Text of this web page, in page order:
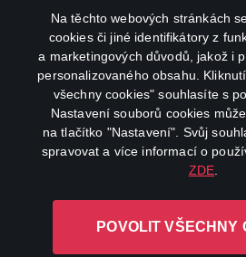
Na těchto webových stránkách
cookies či jiné identifikátory z
a marketingových důvodů, jakož i
personalizovaného obsahu.
všechny cookies" souhlasíte s
Nastavení souborů cookies
na tlačítko "Nastavení". Svůj
spravovat a více informací o
ZDE
POVOLIT VŠECHNY
facebook
L-1246 Luxembourg R.C.S.